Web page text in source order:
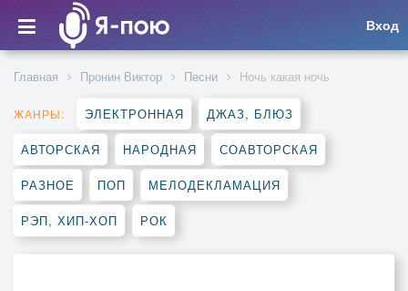
Вход
Главная Пронин Виктор Песни Ночь какая ночь
ЖАНРЫ: ЭЛЕКТРОННАЯ ДЖАЗ, БЛЮЗ
АВТОРСКАЯ НАРОДНАЯ СОАВТОРСКАЯ
РАЗНОЕ ПОП МЕЛОДЕКЛАМАЦИЯ
РЭП, ХИП-ХОП РОК